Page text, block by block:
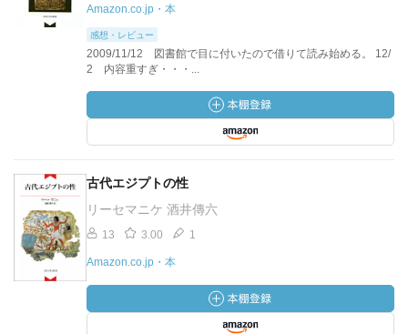
Amazon.co.jp・本
感想・レビュー
2009/11/12 図書館で目に付いたので借りて読み始める。 12/
2 内容重すぎ・・・...
古代エジプトの性
リーセマニケ 酒井傳六
13 3.00 1
Amazon.co.jp・本